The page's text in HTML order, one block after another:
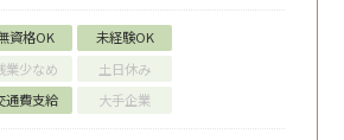
資格OK
未経験OK
業少なめ
土日休み
通費支給
大手企業